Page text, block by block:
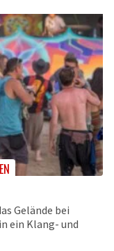
Gelände bei
ein Klang- und